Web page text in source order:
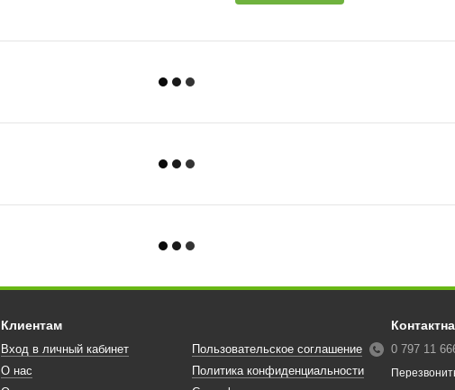
Клиентам
Вход в личный кабинет
О нас
Пользовательское соглашение
Политика конфиденциальности
0 797 11